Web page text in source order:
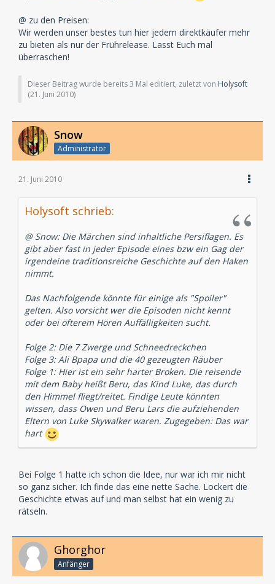
@ zu den Preisen:
Wir werden unser bestes tun hier jedem direktkäufer mehr
zu bieten als nur der Frührelease. Lasst Euch mal
überraschen!
Dieser Beitrag wurde bereits 3 Mal editiert, zuletzt von Holysoft
(21. Juni 2010)
Snow
Administrator
21. Juni 2010
Holysoft schrieb:
@ Snow: Die Märchen sind inhaltliche Persiflagen. Es
gibt aber fast in jeder Episode eines bzw ein Gag der
irgendeine traditionsreiche Geschichte auf den Haken
nimmt.
Das Nachfolgende könnte für einige als "Spoiler"
gelten. Also vorsicht wer die Episoden nicht kennt
oder bei öfterem Hören Auffälligkeiten sucht.
Folge 2: Die 7 Zwerge und Schneedreckchen
Folge 3: Ali Bpapa und die 40 gezeugten Räuber
Folge 1: Hier ist ein sehr harter Broken. Die reisende
mit dem Baby heißt Beru, das Kind Luke, das durch
den Himmel fliegt/reitet. Findige Leute könnten
wissen, dass Owen und Beru Lars die aufziehenden
Eltern von Luke Skywalker waren. Zugegeben: Das war
hart
Bei Folge 1 hatte ich schon die Idee, nur war ich mir nicht
so ganz sicher. Ich finde das eine nette Sache. Lockert die
Geschichte etwas auf und man selbst hat ein wenig zu
rätseln.
Ghorghor
Anfänger